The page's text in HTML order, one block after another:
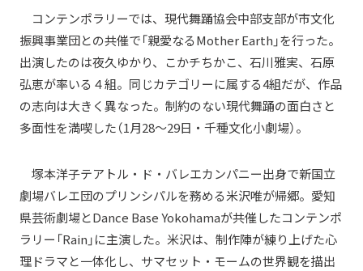
コンテンポラリーでは、現代舞踊協会中部支部が市文化
振興事業団との共催で「親愛なるMother Earth」を行った。
出演したのは夜久ゆかり、こかチちかこ、石川雅実、石原
弘恵が率いる４組。同じカテゴリーに属する4組だが、作品
の志向は大きく異なった。制約のない現代舞踊の面白さと
多面性を満喫した（1月28～29日・千種文化小劇場）。
塚本洋子テアトル・ド・バレエカンパニー出身で新国立
劇場バレエ団のプリンシパルを務める米沢唯が帰郷。愛知
県芸術劇場とDance Base Yokohamaが共催したコンテンポ
ラリー「Rain」に主演した。米沢は、制作陣が練り上げた心
理ドラマと一体化し、サマセット・モームの世界観を描出